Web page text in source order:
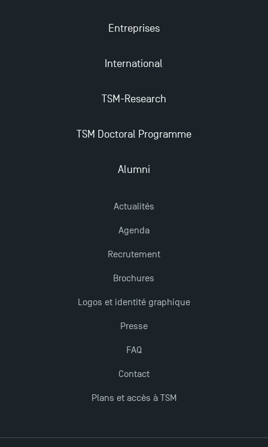
Entreprises
International
TSM-Research
TSM Doctoral Programme
Alumni
Actualités
Agenda
Recrutement
Brochures
Logos et identité graphique
Presse
FAQ
Contact
Plans et accès à TSM